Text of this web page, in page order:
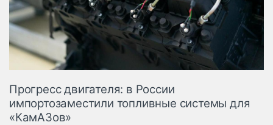
Логистика, грузы
Негабаритные и
опасные грузы
Безопасность и
страхование
Таможня и ВЭД
Прогресс двигателя: в России
импортозаместили топливные системы для
«КамАЗов»